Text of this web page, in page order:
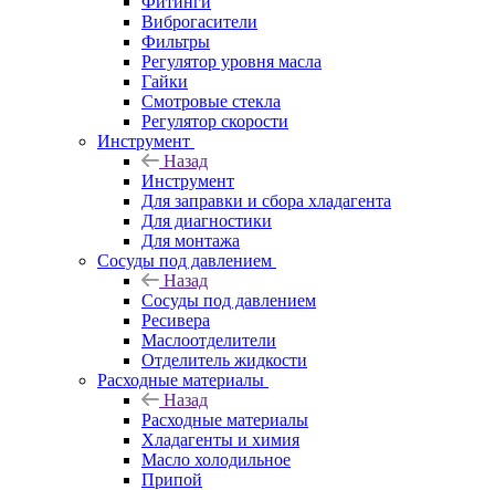
Виброгасители
Фильтры
Регулятор уровня масла
Гайки
Смотровые стекла
Регулятор скорости
Инструмент
Назад
Инструмент
Для заправки и сбора хладагента
Для диагностики
Для монтажа
Сосуды под давлением
Назад
Сосуды под давлением
Ресивера
Маслоотделители
Отделитель жидкости
Расходные материалы
Назад
Расходные материалы
Хладагенты и химия
Масло холодильное
Припой